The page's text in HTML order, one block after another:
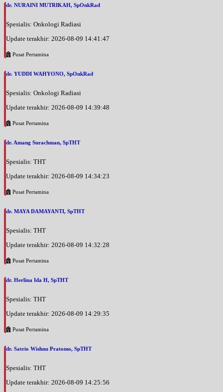
dr. NURAINI MUTRIKAH, SpOnkRad
Spesialis: Onkologi Radiasi
Update terakhir: 2026-08-09 14:41:47
Pusat Pertamina
dr. YUDDI WAHYONO, SpOnkRad
Spesialis: Onkologi Radiasi
Update terakhir: 2026-08-09 14:39:48
Pusat Pertamina
dr. Amang Surachman, SpTHT
Spesialis: THT
Update terakhir: 2026-08-09 14:34:23
Pusat Pertamina
dr. MAYA DAMAYANTI, SpTHT
Spesialis: THT
Update terakhir: 2026-08-09 14:32:28
Pusat Pertamina
dr. Herlina Ida H, SpTHT
Spesialis: THT
Update terakhir: 2026-08-09 14:29:35
Pusat Pertamina
dr. Satrio Wishnu Pratomo, SpTHT
Spesialis: THT
Update terakhir: 2026-08-09 14:25:56